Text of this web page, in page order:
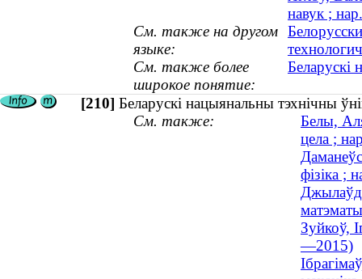
навук ;
См. также на другом
языке:
См. также более
широкое понятие:
Беларускі
[210] Беларускі нацыянальны тэхнічны
См. также:
Белы,
цела ;
фізіка ;
Зуйкоў,
—2015)